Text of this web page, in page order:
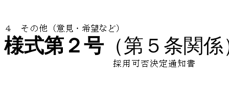
様式第２号（第５条関係